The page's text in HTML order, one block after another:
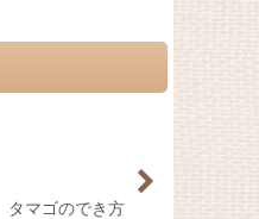
マゴのでき方